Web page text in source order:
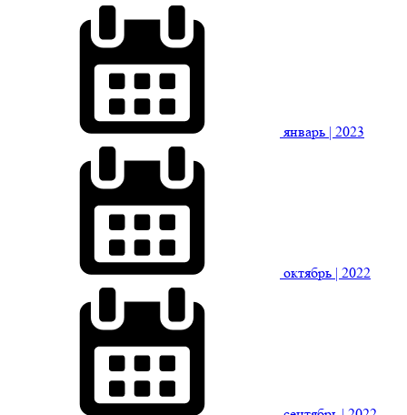
январь | 2023
октябрь | 2022